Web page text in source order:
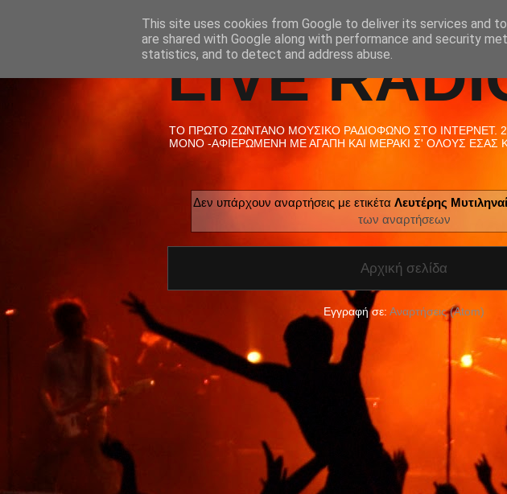
LIVE
ΤΟ ΠΡΩΤΟ ΖΩΝΤΑΝΟ ΜΟΥΣΙΚΟ ΡΑΔΙΟΦΩΝΟ ΣΤΟ ΙΝΤΕΡΝΕΤ.
ΜΟΝΟ -ΑΦΙΕΡΩΜΕΝΗ ΜΕ ΑΓΑΠΗ ΚΑΙ ΜΕΡΑΚΙ Σ' ΟΛΟΥΣ ΕΣΑΣ
Δεν υπάρχουν αναρτήσεις με ετικέταΛευτέρης
των αναρτήσεων
Αρχική σελίδα
Εγγραφή σε: Αναρτήσεις (Atom)
This site uses cookies from Google to deliver its services and
are shared with Google along with performance and security
statistics, and to detect and address abuse.